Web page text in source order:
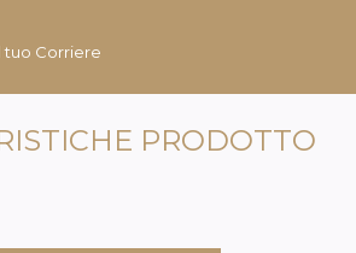
tuo Corriere
PRODOTTO